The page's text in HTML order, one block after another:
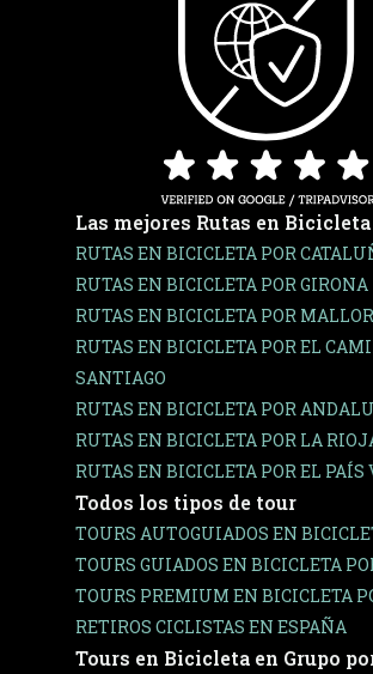
Las mejores Rutas en
RUTAS EN BICICLETA POR
RUTAS EN BICICLETA POR GIRONA
RUTAS EN BICICLETA POR
RUTAS EN BICICLETA POR EL
SANTIAGO
RUTAS EN BICICLETA POR
RUTAS EN BICICLETA POR LA
RUTAS EN BICICLETA POR EL PAÍS
Todos los tipos de tour
TOURS AUTOGUIADOS EN
TOURS GUIADOS EN BICICLETA
TOURS PREMIUM EN BICICLETA
RETIROS CICLISTAS EN ESPAÑA
Tours en Bicicleta en Grupo